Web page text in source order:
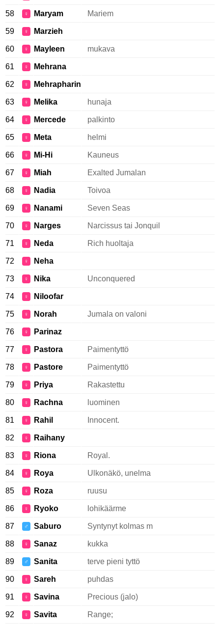
58 ♀ Maryam Mariem
59 ♀ Marzieh
60 ♀ Mayleen mukava
61 ♀ Mehrana
62 ♀ Mehrapharin
63 ♀ Melika hunaja
64 ♀ Mercede palkinto
65 ♀ Meta helmi
66 ♀ Mi-Hi Kauneus
67 ♀ Miah Exalted Jumalan
68 ♀ Nadia Toivoa
69 ♀ Nanami Seven Seas
70 ♀ Narges Narcissus tai Jonquil
71 ♀ Neda Rich huoltaja
72 ♀ Neha
73 ♀ Nika Unconquered
74 ♀ Niloofar
75 ♀ Norah Jumala on valoni
76 ♀ Parinaz
77 ♀ Pastora Paimentyttö
78 ♀ Pastore Paimentyttö
79 ♀ Priya Rakastettu
80 ♀ Rachna luominen
81 ♀ Rahil Innocent.
82 ♀ Raihany
83 ♀ Riona Royal.
84 ♀ Roya Ulkonäkö, unelma
85 ♀ Roza ruusu
86 ♀ Ryoko lohikäärme
87 ♂ Saburo Syntynyt kolmas m
88 ♀ Sanaz kukka
89 ♂ Sanita terve pieni tyttö
90 ♀ Sareh puhdas
91 ♀ Savina Precious (jalo)
92 ♀ Savita Range;